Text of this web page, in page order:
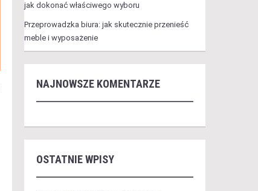
jak dokonać właściwego wyboru
Przeprowadzka biura: jak skutecznie przenieść
meble i wyposażenie
NAJNOWSZE KOMENTARZE
OSTATNIE WPISY